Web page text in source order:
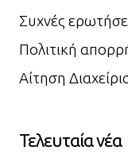
Συχνές
Πολιτική
Αίτηση
Τελευταία νέα